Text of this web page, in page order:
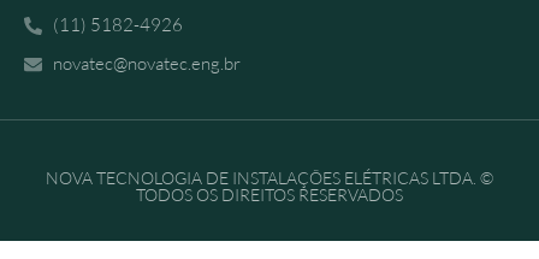
(11) 5182-4926
novatec@novatec.eng.br
NOVA TECNOLOGIA DE INSTALAÇÕES ELÉTRICAS LTDA. ©
TODOS OS DIREITOS RESERVADOS